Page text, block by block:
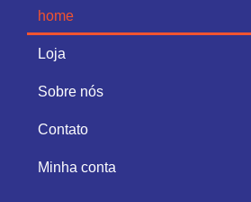
home
Loja
Sobre nós
Contato
Minha conta